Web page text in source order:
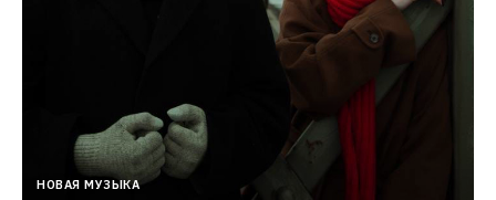
НОВАЯ МУЗЫКА